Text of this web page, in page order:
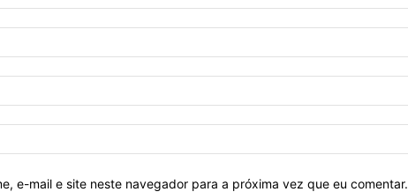
e-mail e site neste navegador para a próxima vez que eu comentar.